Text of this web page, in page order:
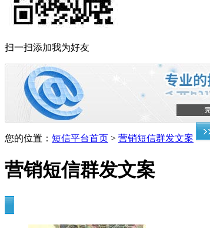
扫一扫添加我为好友
您的位置： 短信平台首页 > 营销短信群发文案
营销短信群发文案